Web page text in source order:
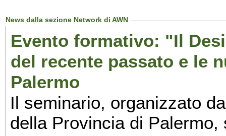
News dalla sezione Network di AWN
Evento formativo: "Il
del recente passato e le
Palermo
Il seminario, organizzato
della Provincia di